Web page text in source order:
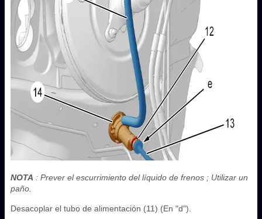
NOTA : Prever el escurrimiento del líquido de frenos ; Utilizar un
paño.
Desacoplar el tubo de alimentación (11) (En "d").